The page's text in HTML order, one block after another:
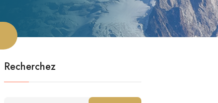
Recherchez